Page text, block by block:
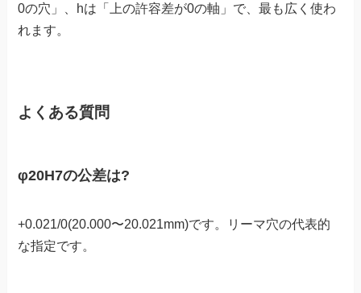
0の穴」、hは「上の許容差が0の軸」で、最も広く使わ
れます。
よくある質問
φ20H7の公差は?
+0.021/0(20.000〜20.021mm)です。リーマ穴の代表的
な指定です。